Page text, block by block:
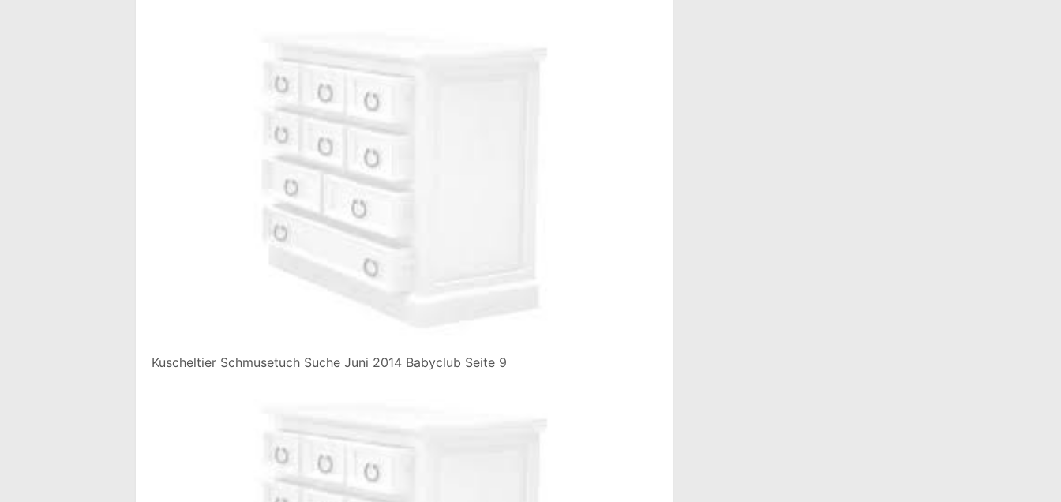
Kuscheltier Schmusetuch Suche Juni 2014 Babyclub Seite 9